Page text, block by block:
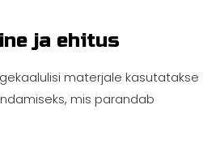
ja ehitus
materjale kasutatakse
mis parandab